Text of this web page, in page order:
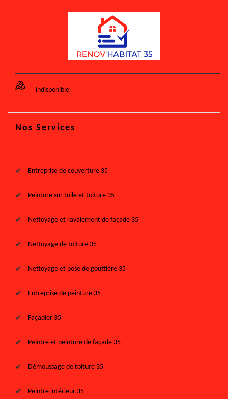
indisponible
Nos Services
Entreprise de couverture 35
Peinture sur tuile et toiture 35
Nettoyage et ravalement de façade 35
Nettoyage de toiture 35
Nettoyage et pose de gouttière 35
Entreprise de peinture 35
Façadier 35
Peintre et peinture de façade 35
Démoussage de toiture 35
Peintre intérieur 35